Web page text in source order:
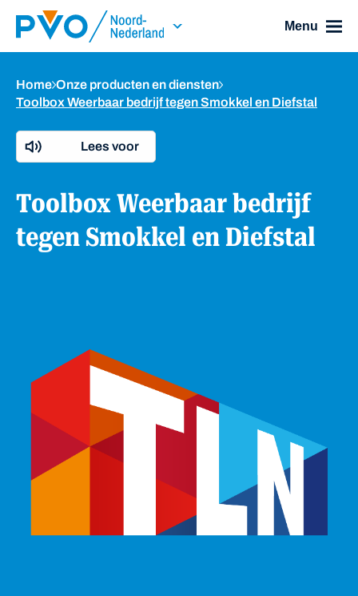
Skip Navigation or Skip to Content
Menu
Home
Onze producten en diensten
Toolbox Weerbaar bedrijf tegen Smokkel en Diefstal
Lees voor
Toolbox Weerbaar bedrijf
tegen Smokkel en Diefstal